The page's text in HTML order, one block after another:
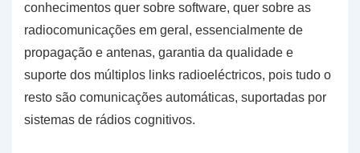
conhecimentos quer sobre software, quer sobre as
radiocomunicações em geral, essencialmente de
propagação e antenas, garantia da qualidade e
suporte dos múltiplos links radioeléctricos, pois tudo o
resto são comunicações automáticas, suportadas por
sistemas de rádios cognitivos.